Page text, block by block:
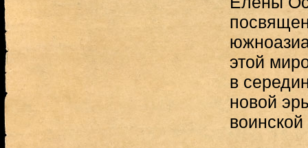
этой
в
новой
воинской